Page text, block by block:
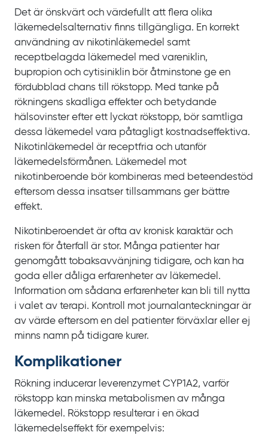
Det är önskvärt och värdefullt att flera olika
läkemedelsalternativ finns tillgängliga. En korrekt
användning av nikotinläkemedel samt
receptbelagda läkemedel med vareniklin,
bupropion och cytisiniklin bör åtminstone ge en
fördubblad chans till rökstopp. Med tanke på
rökningens skadliga effekter och betydande
hälsovinster efter ett lyckat rökstopp, bör samtliga
dessa läkemedel vara påtagligt kostnadseffektiva.
Nikotinläkemedel är receptfria och utanför
läkemedelsförmånen. Läkemedel mot
nikotinberoende bör kombineras med beteendestöd
eftersom dessa insatser tillsammans ger bättre
effekt.
Nikotinberoendet är ofta av kronisk karaktär och
risken för återfall är stor. Många patienter har
genomgått tobaksavvänjning tidigare, och kan ha
goda eller dåliga erfarenheter av läkemedel.
Information om sådana erfarenheter kan bli till nytta
i valet av terapi. Kontroll mot journalanteckningar är
av värde eftersom en del patienter förväxlar eller ej
minns namn på tidigare kurer.
Komplikationer
Rökning inducerar leverenzymet CYP1A2, varför
rökstopp kan minska metabolismen av många
läkemedel. Rökstopp resulterar i en ökad
läkemedelseffekt för exempelvis: